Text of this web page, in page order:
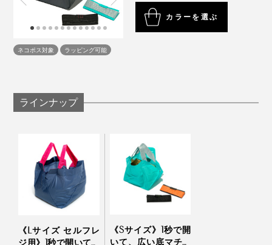
週1回のミーティングで、ときには夜中まで、議論を重
ねていったそうです。
議論のなかで、「昼、忙しいコンビニの店員さんは、レ
ジ袋を四角に開いておいて、パック弁当を入れる時間を
ネコポス対象 ラッピング可能
カラーを選ぶ
ラインナップ
《Lサイズ セルフレ
ジ用》1秒で開いて自
《Sサイズ》1秒で開
いて、広い底マチが